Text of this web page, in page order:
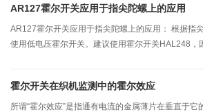
AR127霍尔开关应用于指尖陀螺上的应用
AR127霍尔开关应用于指尖陀螺上的应用： 根据指
使用低电压霍尔开关。建议使用霍尔开关HAL248，
霍尔开关在织机监测中的霍尔效应
所谓“霍尔效应”是指通有电流的金属薄片在垂直于